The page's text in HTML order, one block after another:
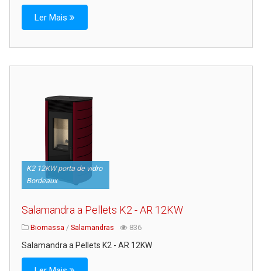
Ler Mais
K2 12KW porta de vidro
Bordeaux
Salamandra a Pellets K2 - AR 12KW
Biomassa / Salamandras 836
Salamandra a Pellets K2 - AR 12KW